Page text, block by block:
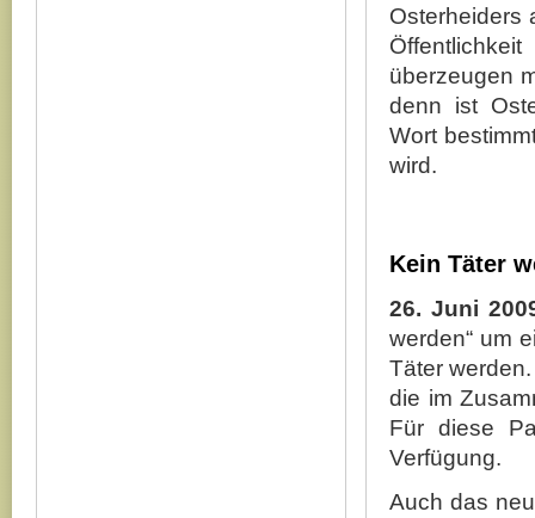
Osterheiders
überzeugen
denn ist
Wort
wird.
Kein Täter
26. Juni
werden“ um
Täter
die im
Für diese
Verfügung.
Auch das